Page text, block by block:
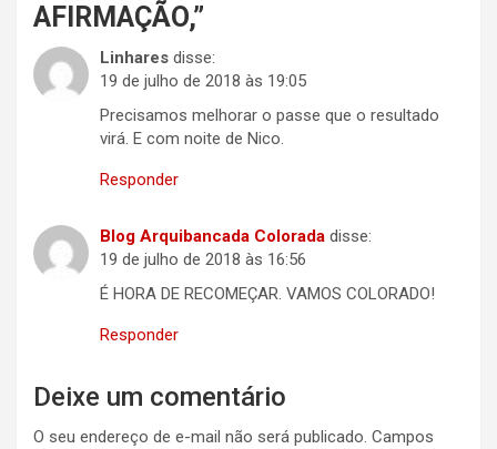
AFIRMAÇÃO,”
Linhares disse:
19 de julho de 2018 às 19:05
Precisamos melhorar o passe que o resultado
virá. E com noite de Nico.
Responder
Blog Arquibancada Colorada disse:
19 de julho de 2018 às 16:56
É HORA DE RECOMEÇAR. VAMOS COLORADO!
Responder
Deixe um comentário
O seu endereço de e-mail não será publicado. Campos